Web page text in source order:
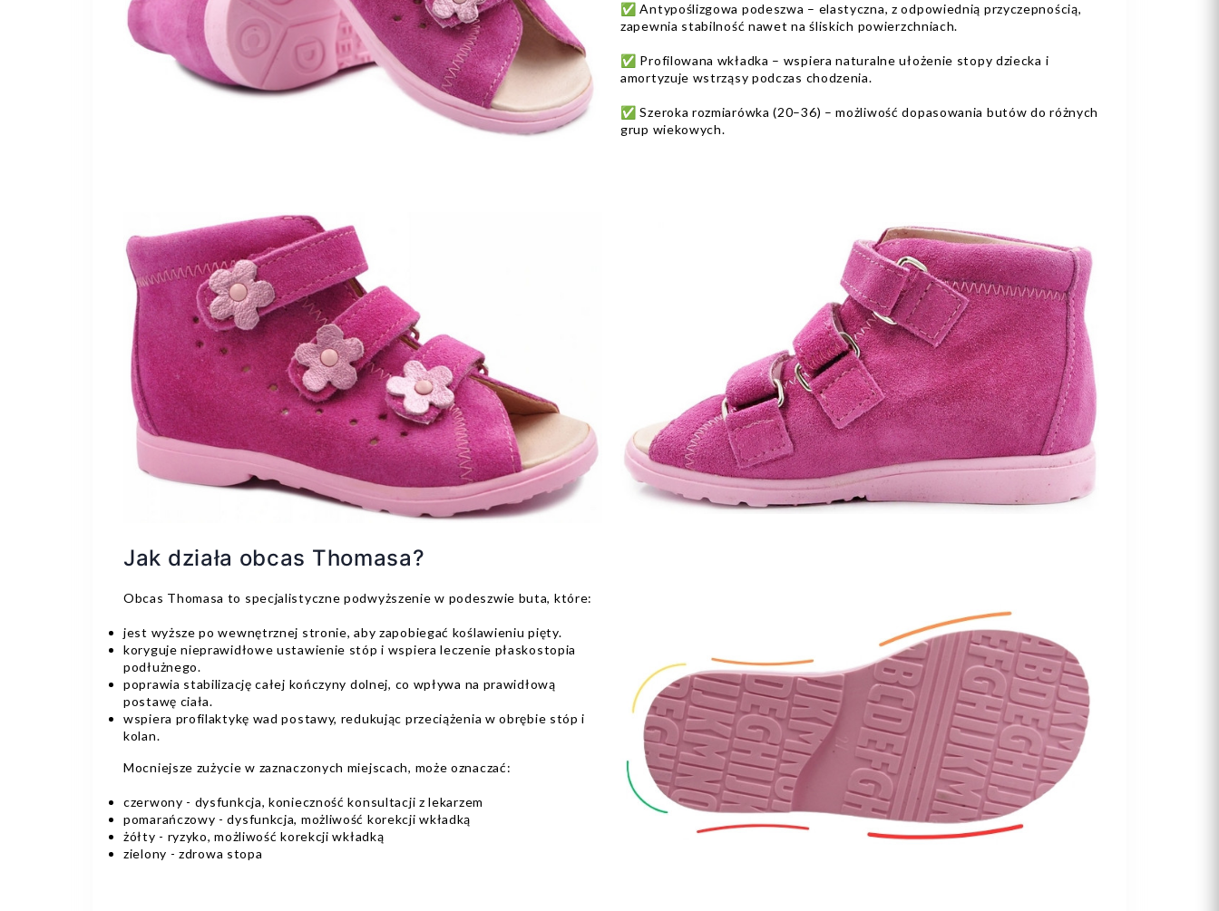
✅ Antypoślizgowa podeszwa – elastyczna, z odpowiednią przyczepnością,
zapewnia stabilność nawet na śliskich powierzchniach.
✅ Profilowana wkładka – wspiera naturalne ułożenie stopy dziecka i
amortyzuje wstrząsy podczas chodzenia.
✅ Szeroka rozmiarówka (20–36) – możliwość dopasowania butów do różnych
grup wiekowych.
Jak działa obcas Thomasa?
Obcas Thomasa to specjalistyczne podwyższenie w podeszwie buta, które:
jest wyższe po wewnętrznej stronie, aby zapobiegać koślawieniu pięty.
koryguje nieprawidłowe ustawienie stóp i wspiera leczenie płaskostopia
podłużnego.
poprawia stabilizację całej kończyny dolnej, co wpływa na prawidłową
postawę ciała.
wspiera profilaktykę wad postawy, redukując przeciążenia w obrębie stóp i
kolan.
Mocniejsze zużycie w zaznaczonych miejscach, może oznaczać:
czerwony - dysfunkcja, konieczność konsultacji z lekarzem
pomarańczowy - dysfunkcja, możliwość korekcji wkładką
żółty - ryzyko, możliwość korekcji wkładką
zielony - zdrowa stopa